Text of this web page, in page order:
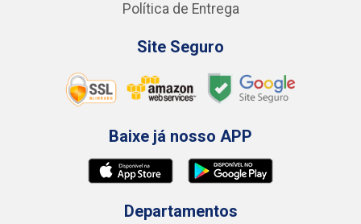
Política de Entrega
Site Seguro
Baixe já nosso APP
Departamentos